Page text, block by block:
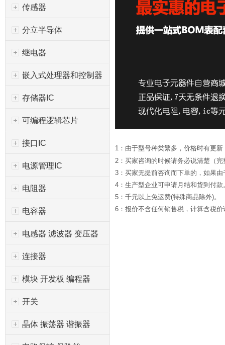
传感器
分立半导体
继电器
嵌入式处理器和控制器
存储器IC
可编程逻辑芯片
接口IC
电源管理IC
电阻器
电容器
电感器 滤波器 变压器
连接器
模块 开发板 编程器
开关
晶体 振荡器 谐振器
1：由于型号种类繁多，价格时有更
2：买家咨询的时候请务必说清楚（
3：买家无提前咨询而下单的，如果
4：生产型企业可申请月结和货到付款
5：千元以上免运费(特殊商品除外)。
6：报价不含任何销售税，计算含税价